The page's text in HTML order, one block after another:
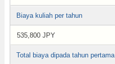
Biaya kuliah per tahun
535,800 JPY
Total biaya dipada tahun pertama